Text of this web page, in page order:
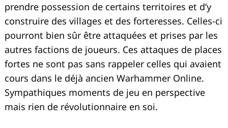
prendre possession de certains territoires et d’y
construire des villages et des forteresses. Celles-ci
pourront bien sûr être attaquées et prises par les
autres factions de joueurs. Ces attaques de places
fortes ne sont pas sans rappeler celles qui avaient
cours dans le déjà ancien Warhammer Online.
Sympathiques moments de jeu en perspective
mais rien de révolutionnaire en soi.